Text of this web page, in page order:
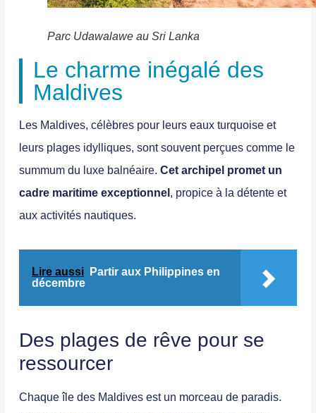
Parc Udawalawe au Sri Lanka
Le charme inégalé des
Maldives
Les Maldives, célèbres pour leurs eaux turquoise et
leurs plages idylliques, sont souvent perçues comme le
summum du luxe balnéaire. Cet archipel promet un
cadre maritime exceptionnel , propice à la détente et
aux activités nautiques.
Lire aussi
Partir aux Philippines en
décembre
Des plages de rêve pour se
ressourcer
Chaque île des Maldives est un morceau de paradis.